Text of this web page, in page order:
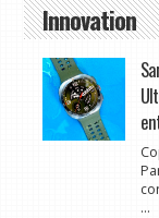
Innovation
...